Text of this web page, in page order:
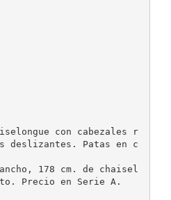
con cabezales r
deslizantes. Patas en c
178 cm. de chaisel
Precio en Serie A.